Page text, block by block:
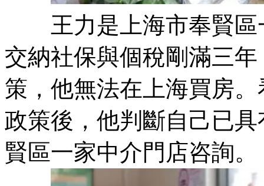
王力是上海市奉賢區
交納社保與個稅剛滿三
策，他無法在上海買房
政策後，他判斷自己已
賢區一家中介門店咨詢。